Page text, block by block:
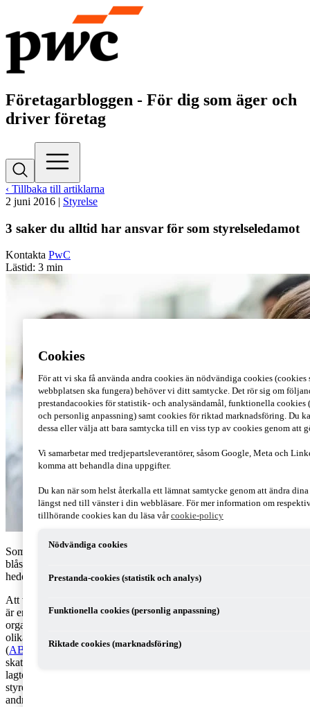
Företagarbloggen - För dig som äger och
driver företag
‹ Tillbaka till artiklarna
2 juni 2016 | Styrelse
3 saker du alltid har ansvar för som styrelseledamot
Kontakta PwC
Lästid: 3 min
Som styrelseledamot bör du vara medveten om att du kan hamna i
blåsväder om bolaget får problem. Styrelsearbete är ett fint
hedersuppdrag som är förknippat med stort ansvar.
Att vara styrelseledamot är en roll som kommer med stort ansvar. Du
är en del i att utveckla verksamheten i det företag eller den
organisation styrelsen företräder. Som styrelseledamot finns en rad
olika lagar att förhålla sig till, där framförallt aktiebolagslagen
(ABL ), årsredovisningslagen (ÅRL), bokföringslagen (
skatteförfarandelagen är några. Du kan inte hålla reda på alla
lagtexter, men inte desto mindre är det är viktigt att förstå hur
styrelsearbetet är organiserat. Även om du kan delegera ansvar till
andra bär varje styrelseledamot allt som oftast ett solidariskt ansvar.
Cookies
För att vi ska få använda andra cookies än nödvändiga cookies (cookies
webbplatsen ska fungera) behöver vi ditt samtycke. Det rör sig om
prestandacookies för statistik- och analysändamål, funktionella
och personlig anpassning) samt cookies för riktad marknadsföring. Du
dessa eller välja att bara samtycka till en viss typ av cookies genom att
Vi samarbetar med tredjepartsleverantörer, såsom Google, Meta och
komma att behandla dina uppgifter.
Du kan när som helst återkalla ett lämnat samtycke genom att ändra
längst ned till vänster i din webbläsare. För mer information om
tillhörande cookies kan du läsa vårcookie-policy
Nödvändiga cookies
Prestanda-cookies (statistik och analys)
Funktionella cookies (personlig anpassning)
Riktade cookies (marknadsföring)